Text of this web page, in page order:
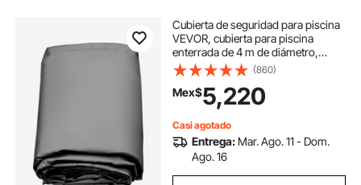
Cubierta de seguridad para piscina
VEVOR, cubierta para piscina
enterrada de 4 m de diámetro,
cubierta de PVC color carbón,
cubierta de seguridad redonda para
piscina enterrada, cubierta de
seguridad sólida para piscina,
cubierta de protección invernal.
(860)
Mex$5,220
Casi agotado
Entrega: Mar. Ago. 11 - Dom.
Ago. 16